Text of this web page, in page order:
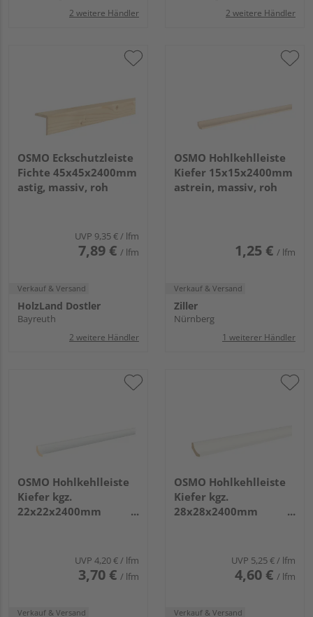
2 weitere Händler 2 weitere Händler
OSMO Eckschutzleiste
Fichte 45x45x2400mm
astig, massiv, roh
UVP 9,35 €/ lfm
7,89 € / lfm
Verkauf & Versand
HolzLand Dostler
Bayreuth
2 weitere Händler
OSMO Hohlkehlleiste
Kiefer 15x15x2400mm
astrein, massiv, roh
1,25 € / lfm
Verkauf & Versand
Ziller
Nürnberg
1 weiterer Händler
OSMO Hohlkehlleiste
Kiefer kgz.
22x22x2400mm
endbehandelt
UVP 4,20 €/ lfm
3,70 € / lfm
Verkauf & Versand
OSMO Hohlkehlleiste
Kiefer kgz.
28x28x2400mm
endbehandelt
UVP 5,25 €/ lfm
4,60 € / lfm
Verkauf & Versand